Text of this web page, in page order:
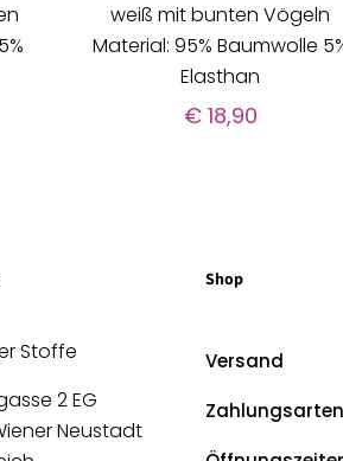
weiß mit bunten Vögeln
Material: 95% Baumwolle
Elasthan
€18,90
Stoffe
2 EG
Neustadt
Shop
Versand
Zahlungsarten